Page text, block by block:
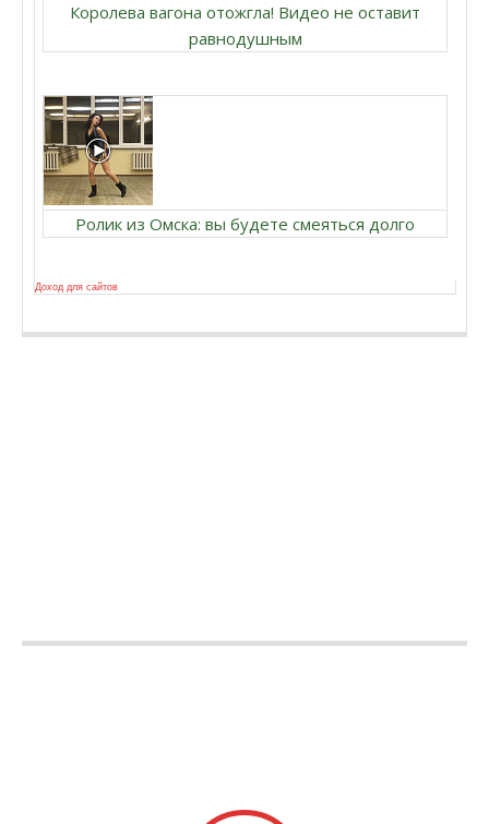
Королева вагона отожгла! Видео не оставит
равнодушным
Ролик из Омска: вы будете смеяться долго
Доход для сайтов